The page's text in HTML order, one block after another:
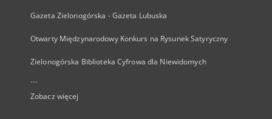
Gazeta Zielonogórska - Gazeta Lubuska
Otwarty Międzynarodowy Konkurs na Rysunek Satyryczny
Zielonogórska Biblioteka Cyfrowa dla Niewidomych
...
Zobacz więcej